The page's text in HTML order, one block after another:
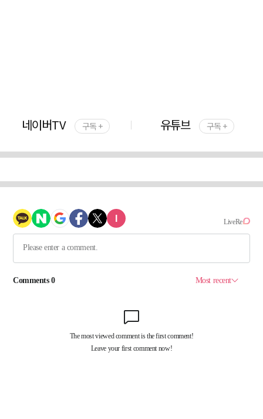
네이버TV 구독 + 유튜브 구독 +